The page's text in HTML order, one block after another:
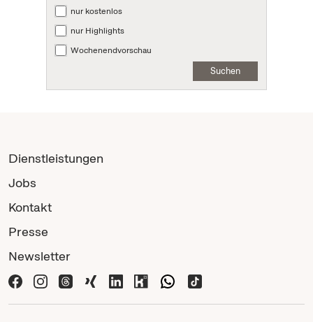
nur kostenlos
nur Highlights
Wochenendvorschau
Suchen
Dienstleistungen
Jobs
Kontakt
Presse
Newsletter